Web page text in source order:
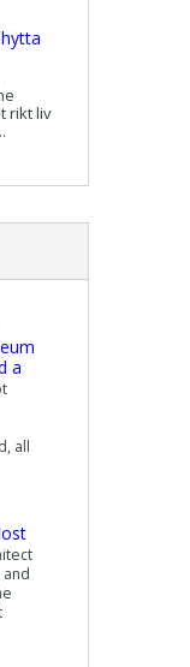
rikt liv
a
all